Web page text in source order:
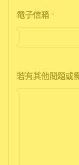
電子信箱 *
若有其他問題或